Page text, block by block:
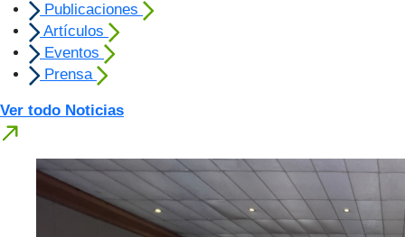
Publicaciones
Artículos
Eventos
Prensa
Ver todo Noticias